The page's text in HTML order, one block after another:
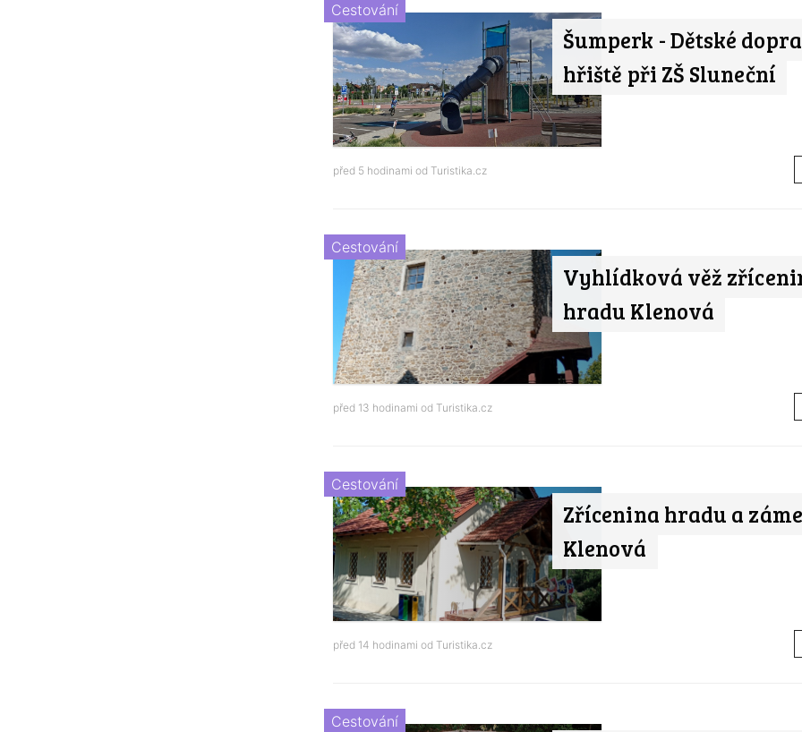
Šumperk - Dětské
hřiště při ZŠ Sluneční
Cestování
před 5 hodinami od Turistika.cz
Vyhlídková věž
hradu Klenová
Cestování
před 13 hodinami od Turistika.cz
Zřícenina hradu a
Klenová
Cestování
před 14 hodinami od Turistika.cz
Cestování